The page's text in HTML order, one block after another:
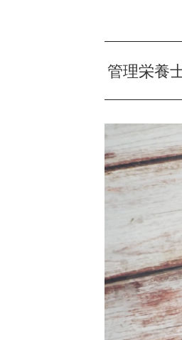
管理栄養